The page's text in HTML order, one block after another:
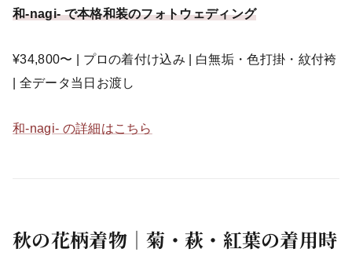
和-nagi- で本格和装のフォトウェディング
¥34,800〜 | プロの着付け込み | 白無垢・色打掛・紋付袴
| 全データ当日お渡し
和-nagi- の詳細はこちら
秋の花柄着物｜菊・萩・紅葉の着用時